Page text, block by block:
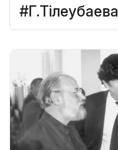
#Г.Тілеубаева